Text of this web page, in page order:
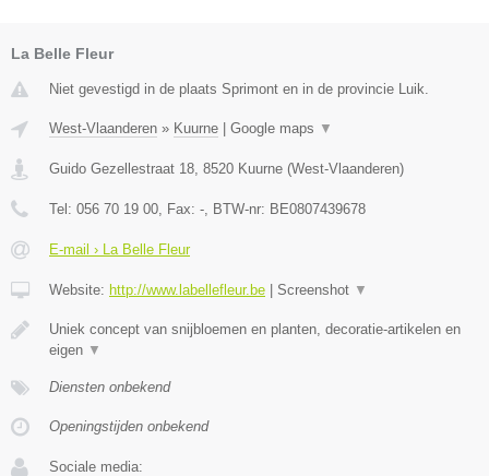
La Belle Fleur
Niet gevestigd in de plaats Sprimont en in de provincie Luik.
West-Vlaanderen » Kuurne Google maps ▼
Guido Gezellestraat 18, 8520 Kuurne (West-Vlaanderen)
Tel: 056 70 19 00, Fax: -, BTW-nr: BE0807439678
E-mail › La Belle Fleur
Website: http://www.labellefleur.be Screenshot ▼
Uniek concept van snijbloemen en planten, decoratie-artikelen en
eigen ▼
Diensten onbekend
Openingstijden onbekend
Sociale media: